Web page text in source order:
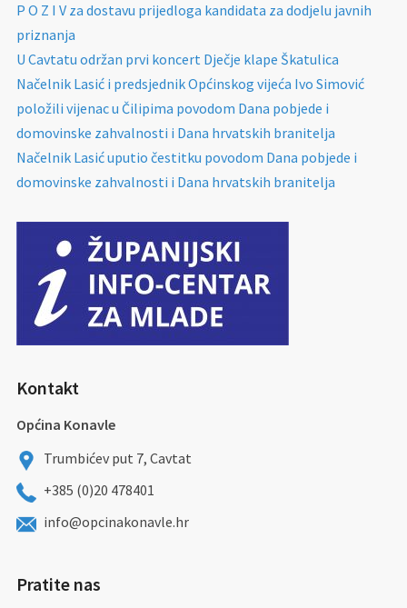
P O Z I V za dostavu prijedloga kandidata za dodjelu javnih
priznanja
U Cavtatu održan prvi koncert Dječje klape Škatulica
Načelnik Lasić i predsjednik Općinskog vijeća Ivo Simović
položili vijenac u Čilipima povodom Dana pobjede i
domovinske zahvalnosti i Dana hrvatskih branitelja
Načelnik Lasić uputio čestitku povodom Dana pobjede i
domovinske zahvalnosti i Dana hrvatskih branitelja
Kontakt
Općina Konavle
Trumbićev put 7, Cavtat
+385 (0)20 478401
info@opcinakonavle.hr
Pratite nas